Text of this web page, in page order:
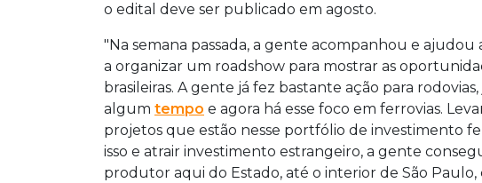
o edital deve ser publicado em agosto.
"Na semana passada, a gente acompanhou e ajudou
a organizar um roadshow para mostrar as
brasileiras. A gente já fez bastante ação para
algum tempo e agora há esse foco em ferrovias.
projetos que estão nesse portfólio de investimento
isso e atrair investimento estrangeiro, a gente
produtor aqui do Estado, até o interior de São